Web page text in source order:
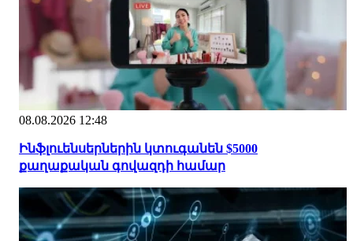
08.08.2026 12:48
Ինֆլուենսերներին կտուգանեն $5000
քաղաքական գովազդի համար